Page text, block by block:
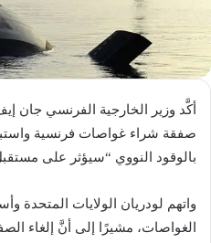
أكَّد وزير الخارجية الفرنسي جان
صفقة شراء غواصات فرنسية
بالوقود النووي “سيؤثر على
واتهم لودريان الولايات المتحدة
الغواصات، مشيرًا إلى أنَّ إلغاء